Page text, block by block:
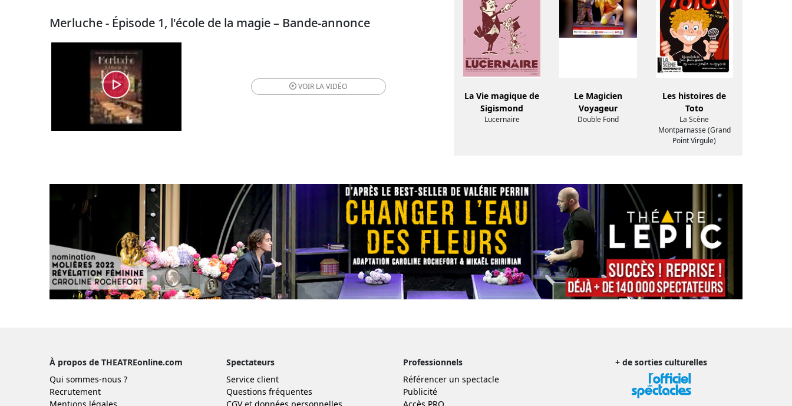
Merluche - Épisode 1, l'école de la magie – Bande-annonce
VOIR LAVIDÉO
La Vie magique de
Sigismond
Lucernaire
Le Magicien
Voyageur
Double Fond
Les histoires de
Toto
La Scène
Montparnasse (Grand
Point Virgule)
À propos de THEATREonline.com
Qui sommes-nous ?
Recrutement
Spectateurs
Service client
Questions fréquentes
Professionnels
Référencer un spectacle
Publicité
+ de sorties culturelles